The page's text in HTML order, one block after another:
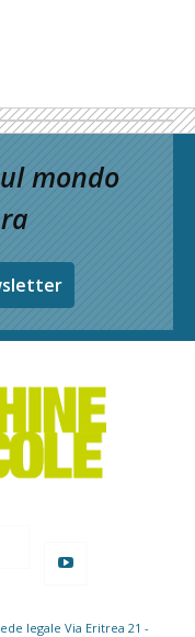
mondo
legale Via Eritrea 21 -